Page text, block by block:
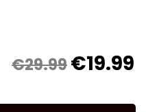
€29.99€19.99